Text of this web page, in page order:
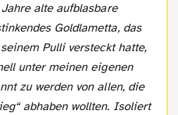
alte aufblasbare
Goldlametta, das
Pulli versteckt hatte,
unter meinen eigenen
zu werden von allen, die
abhaben wollten. Isoliert